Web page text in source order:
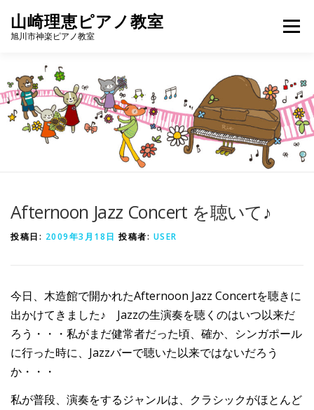
ツ
へ
ス
山崎理恵ピアノ教室
旭川市神楽ピアノ教室
メニ
教室について レッスンコース プロフィール
アクセス お問い合わせ ブログ
Afternoon Jazz Concert を聴いて♪
投稿日: 2009年3月18日 投稿者: USER
今日、木造館で開かれたAfternoon Jazz Concertを聴きに
出かけてきました♪ Jazzの生演奏を聴くのはいつ以来だ
ろう・・・私がまだ健常者だった頃、確か、シンガポール
に行った時に、Jazzバーで聴いた以来ではないだろう
か・・・
私が普段、演奏をするジャンルは、クラシックがほとんど